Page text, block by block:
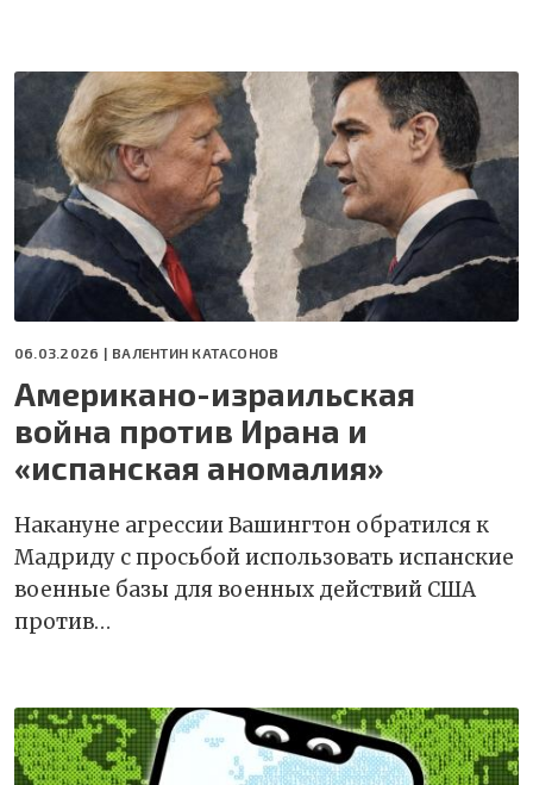
06.03.2026 | ВАЛЕНТИН КАТАСОНОВ
Американо-израильская
война против Ирана и
«испанская аномалия»
Накануне агрессии Вашингтон обратился к
Мадриду с просьбой использовать испанские
военные базы для военных действий США
против…